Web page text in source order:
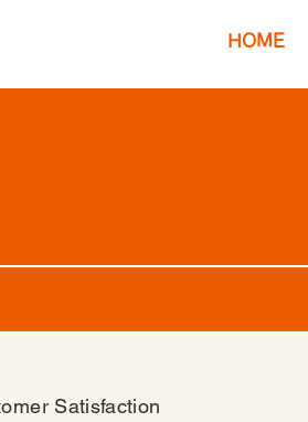
HOME
Satisfaction